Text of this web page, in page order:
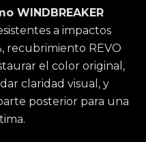
WINDBREAKER
a impactos
recubrimiento REVO
el color original,
claridad visual, y
posterior para una